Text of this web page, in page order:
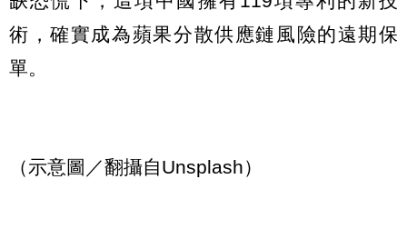
術，確實成為蘋果分散供應鏈風險的遠期保
單。
（示意圖／翻攝自Unsplash）